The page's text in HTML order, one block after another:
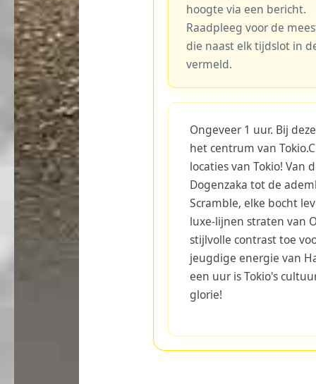
hoogte via een bericht.
Raadpleeg voor de
die naast elk tijdslot in
vermeld.
Ongeveer 1 uur. Bij
het centrum van
locaties van Tokio! Van
Dogenzaka tot de
Scramble, elke bocht
luxe-lijnen straten van
stijlvolle contrast toe
jeugdige energie van
een uur is Tokio's
glorie!